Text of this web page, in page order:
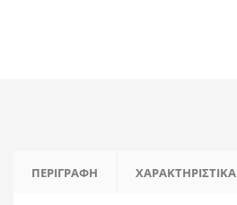
ΠΕΡΙΓΡΑΦΉ ΧΑΡΑΚΤΗΡΙΣΤΙΚΆ